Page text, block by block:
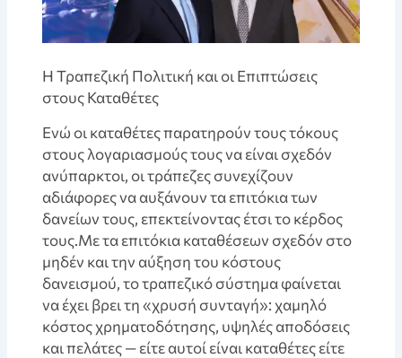
Η Τραπεζική Πολιτική και οι Επιπτώσεις
στους Καταθέτες
Ενώ οι καταθέτες παρατηρούν τους τόκους
στους λογαριασμούς τους να είναι σχεδόν
ανύπαρκτοι, οι τράπεζες συνεχίζουν
αδιάφορες να αυξάνουν τα επιτόκια των
δανείων τους, επεκτείνοντας έτσι το κέρδος
τους.Με τα επιτόκια καταθέσεων σχεδόν στο
μηδέν και την αύξηση του κόστους
δανεισμού, το τραπεζικό σύστημα φαίνεται
να έχει βρει τη «χρυσή συνταγή»: χαμηλό
κόστος χρηματοδότησης, υψηλές αποδόσεις
και πελάτες — είτε αυτοί είναι καταθέτες είτε